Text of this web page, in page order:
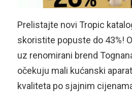
Prelistajte novi Tropic
skoristite popuste do 43%!
uz renomirani brend
očekuju mali kućanski
kvaliteta po sjajnim